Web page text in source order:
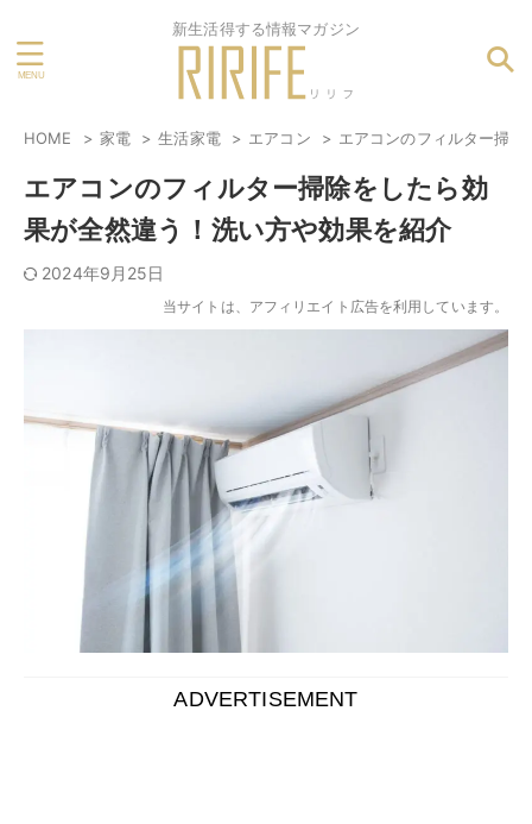
新生活得する情報マガジン
HOME 家電 生活家電 エアコン エアコンのフィルター掃
エアコンのフィルター掃除をしたら効
果が全然違う！洗い方や効果を紹介
2024年9月25日
当サイトは、アフィリエイト広告を利用しています。
エアコンは、フィルター掃除をするだけで全然違う冷暖